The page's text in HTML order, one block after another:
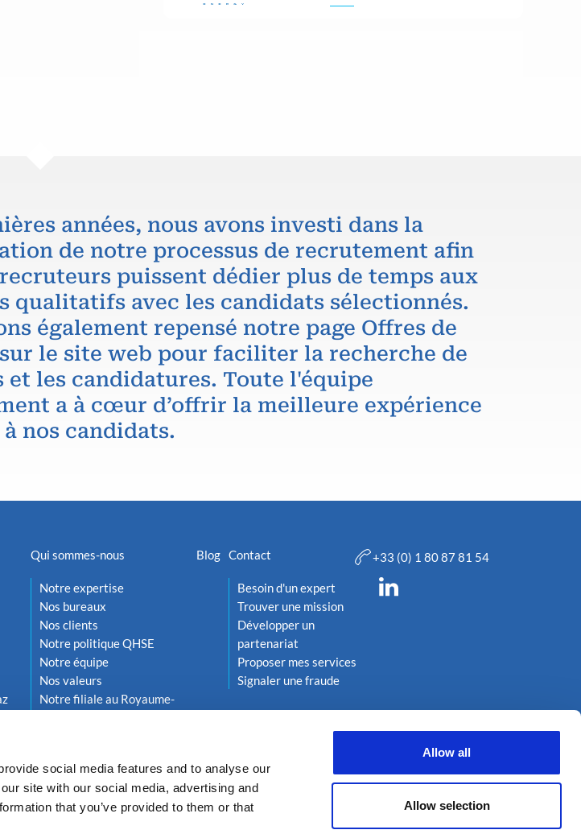
social media features and to analyse our
site with our social media, advertising and
that you’ve provided to them or that
Allow all
Allow selection
années, nous avons investi dans la
de notre processus de recrutement afin
puissent dédier plus de temps aux
qualitatifs avec les candidats sélectionnés.
également repensé notre page Offres de
le site web pour faciliter la recherche de
et les candidatures. Toute l'équipe
a à cœur d’offrir la meilleure expérience
nos candidats.
Qui sommes-nous
Notre expertise
Nos bureaux
Nos clients
Notre politique QHSE
Notre équipe
Nos valeurs
Notre filiale au Royaume-
Blog Contact
Besoin d'un expert
Trouver une mission
Développer un
partenariat
Proposer mes services
Signaler une fraude
+33 (0) 1 80 87 81 54